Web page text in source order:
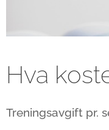
Hva
Treningsavgift pr.